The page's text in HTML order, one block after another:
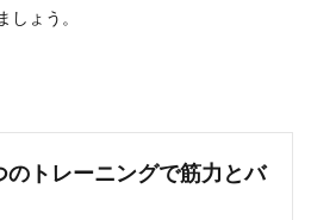
ょう。
のトレーニングで筋力とバ